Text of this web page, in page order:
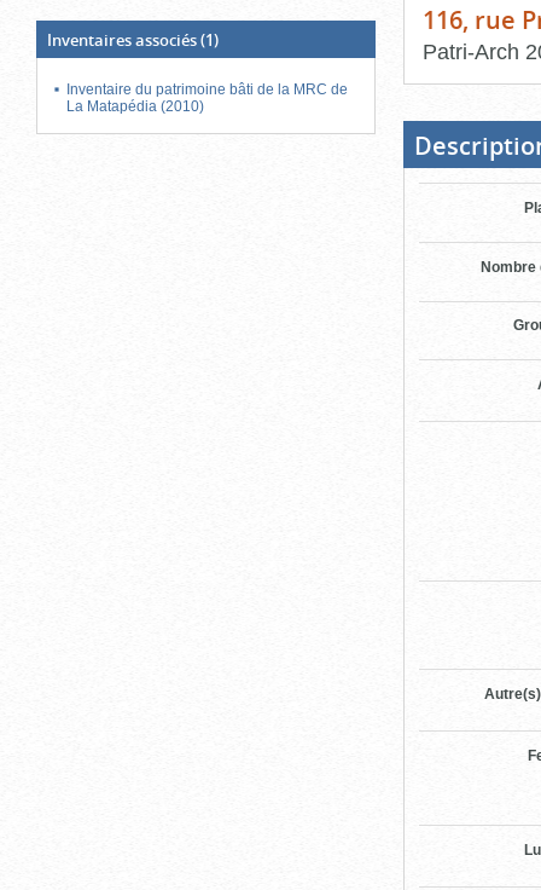
Inventaires associés(1)
Inventaire du patrimoine bâti de la MRC de
La Matapédia (2010)
116, rue
Patri-Arch
bloc
d'onglets
Nombre